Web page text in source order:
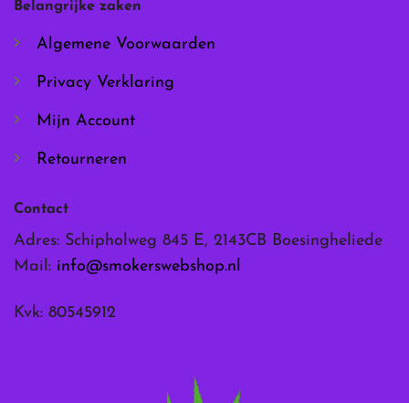
op
de
productpagina
Belangrijke zaken
Algemene Voorwaarden
Privacy Verklaring
Mijn Account
Retourneren
Contact
Adres: Schipholweg 845 E, 2143CB Boesingheliede
Mail: info@smokerswebshop.nl
Kvk: 80545912